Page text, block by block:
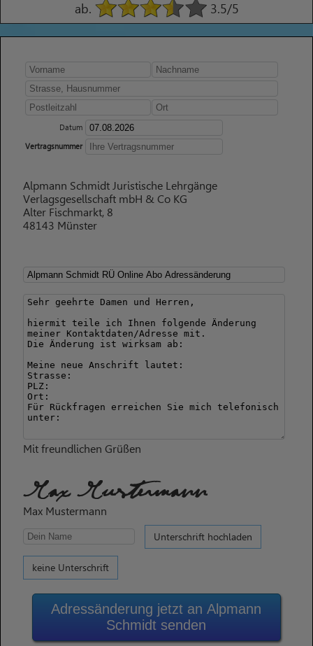
ab.
3.5/5
Datum
Vertragsnummer
Alpmann Schmidt Juristische Lehrgänge
Verlagsgesellschaft mbH & Co KG
Alter Fischmarkt, 8
48143 Münster
Mit freundlichen Grüßen
Max Mustermann
Max Mustermann
Unterschrift hochladen
keine Unterschrift
Adressänderung jetzt an Alpmann
Schmidt senden